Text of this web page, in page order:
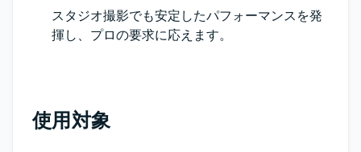
スタジオ撮影でも安定したパフォーマンスを発
揮し、プロの要求に応えます。
使用対象